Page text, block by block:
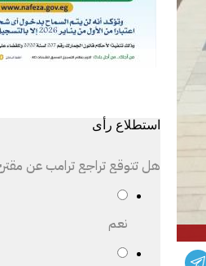
استطلاع رأى
هل تتوقع تراجع ترامب عن
نعم